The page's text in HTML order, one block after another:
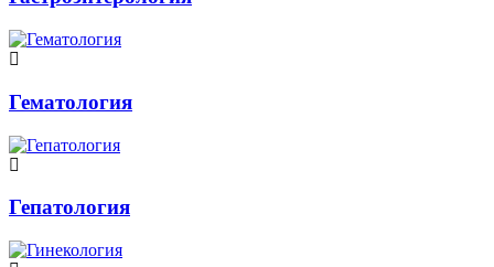
Гематология
Гепатология